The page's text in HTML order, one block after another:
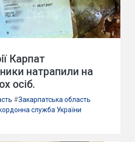
Карпат
натрапили на
осіб.
#Закарпатська область
служба України